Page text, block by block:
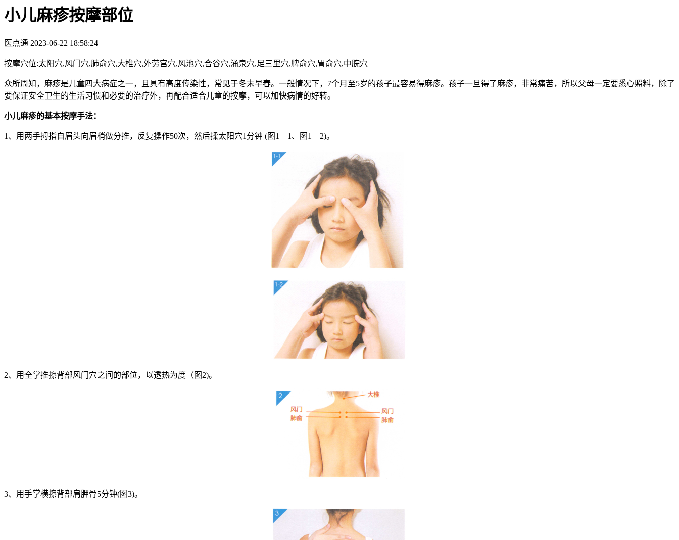
小儿麻疹按摩部位
医点通 2023-06-22 18:58:24
按摩穴位:太阳穴,风门穴,肺俞穴,大椎穴,外劳宫穴,风池穴,合谷穴,涌泉穴,足三里穴,脾俞穴,胃俞穴,中脘穴
众所周知，麻疹是儿童四大病症之一，且具有高度传染性，常见于冬末早春。一般情况下，7个月至5岁的孩子最容易得麻疹。孩子一旦得了麻疹，非常痛苦，所以父母一定要悉心照料，除了
要保证安全卫生的生活习惯和必要的治疗外，再配合适合儿童的按摩，可以加快病情的好转。
小儿麻疹的基本按摩手法：
1、用两手拇指自眉头向眉梢做分推，反复操作50次，然后揉太阳穴1分钟 (图1—1、图1—2)。
2、用全掌推擦背部风门穴之间的部位，以透热为度（图2)。
3、用手掌横擦背部肩胛骨5分钟(图3)。